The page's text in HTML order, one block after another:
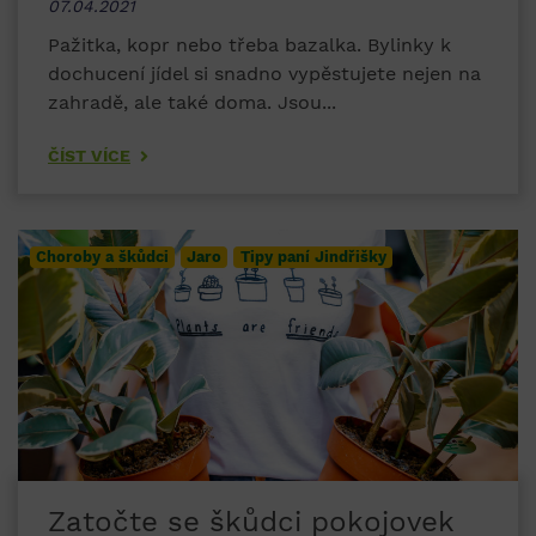
07.04.2021
Pažitka, kopr nebo třeba bazalka. Bylinky k
dochucení jídel si snadno vypěstujete nejen na
zahradě, ale také doma. Jsou...
ČÍST VÍCE
Choroby a škůdci Jaro Tipy paní Jindřišky
Zatočte se škůdci pokojovek